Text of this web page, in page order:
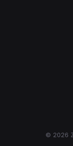
© 2026